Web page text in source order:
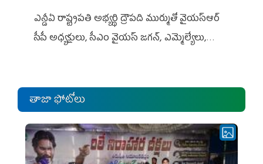
ఎన్డీఏ రాష్ట్ర‌ప‌తి అభ్య‌ర్థి ద్రౌప‌ది ముర్ముతో వైయ‌స్ఆర్
సీపీ అధ్య‌క్షులు, సీఎం వైయ‌స్ జ‌గ‌న్, ఎమ్మెల్యేలు,
తాజా ఫోటోలు